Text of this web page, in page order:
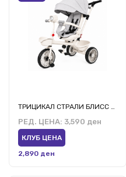
ТРИЦИКАЛ СТРАЛИ БЛИСС СИВ
РЕД. ЦЕНА: 3,590 ден
КЛУБ ЦЕНА
2,890 ден